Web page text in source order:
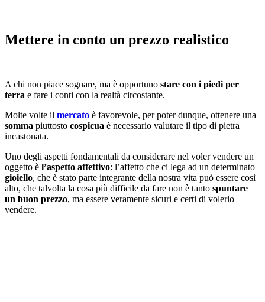
Mettere in conto un prezzo realistico
A chi non piace sognare, ma è opportuno stare con i piedi per
terra e fare i conti con la realtà circostante.
Molte volte il mercato è favorevole, per poter dunque, ottenere una
somma piuttosto cospicua è necessario valutare il tipo di pietra
incastonata.
Uno degli aspetti fondamentali da considerare nel voler vendere un
oggetto è l’aspetto affettivo: l’affetto che ci lega ad un determinato
gioiello, che è stato parte integrante della nostra vita può essere così
alto, che talvolta la cosa più difficile da fare non è tanto spuntare
un buon prezzo, ma essere veramente sicuri e certi di volerlo
vendere.